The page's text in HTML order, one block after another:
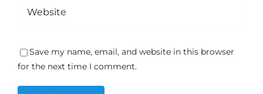
Save my name, email, and website in this browser
for the next time I comment.